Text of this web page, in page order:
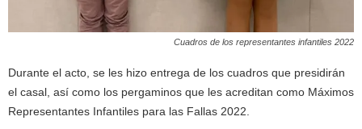
Cuadros de los representantes infantiles 2022
Durante el acto, se les hizo entrega de los cuadros que presidirán
el casal, así como los pergaminos que les acreditan como Máximos
Representantes Infantiles para las Fallas 2022.